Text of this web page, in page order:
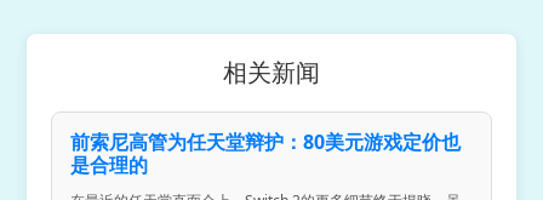
相关新闻
前索尼高管为任天堂辩护：80美元游戏定价也
是合理的